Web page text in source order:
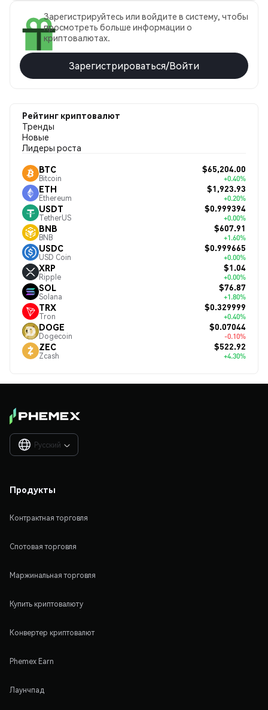
Зарегистрируйтесь или войдите в систему, чтобы
просмотреть больше информации о
криптовалютах.
Зарегистрироваться/Войти
Рейтинг криптовалют
Тренды
Новые
Лидеры роста
BTC
Bitcoin
$65,204.00
+0.40%
ETH
Ethereum
$1,923.93
+0.20%
USDT
TetherUS
$0.999394
+0.00%
BNB
BNB
$607.91
+1.60%
USDC
USD Coin
$0.999665
+0.00%
XRP
Ripple
$1.04
+0.00%
SOL
Solana
$76.87
+1.80%
TRX
Tron
$0.329999
+0.40%
DOGE
Dogecoin
$0.07044
-0.10%
ZEC
Zcash
$522.92
+4.30%
Русский 
Продукты
Контрактная торговля
Спотовая торговля
Маржинальная торговля
Купить криптовалюту
Конвертер криптовалют
Phemex Earn
Лаунчпад